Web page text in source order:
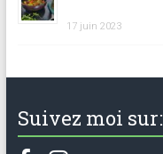
17 juin 2023
Suivez moi sur: